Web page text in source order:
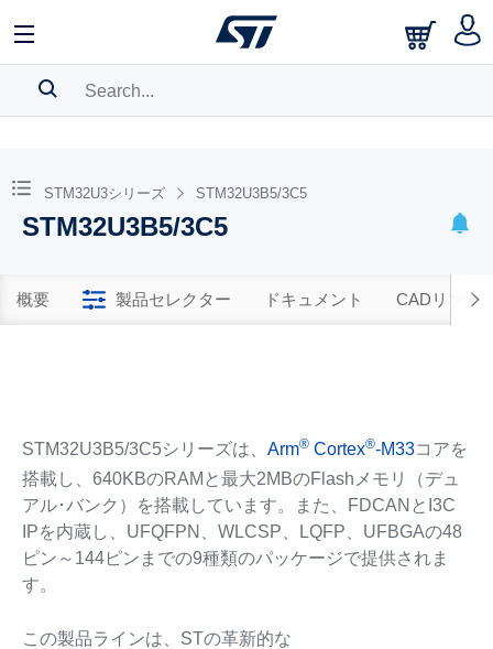
BOOKMARK
Pleaselog into show your saved searches.
STM32U3シリーズ STM32U3B5/3C5
STM32U3B5/3C5
概要 製品セレクター ドキュメント CADリソー
STM32U3B5/3C5シリーズは、 Arm®Cortex®-M33コアを
搭載し、640KBのRAMと最大2MBのFlashメモリ（デュ
アル･バンク）を搭載しています。また、FDCANとI3C
IPを内蔵し、UFQFPN、WLCSP、LQFP、UFBGAの48
ピン～144ピンまでの9種類のパッケージで提供されま
す。
この製品ラインは、STの革新的な